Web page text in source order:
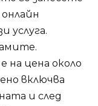
услуга.
на цена около
включва
и след